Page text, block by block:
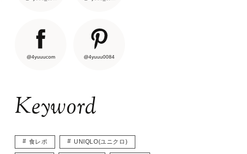
@4yuuucom @4yuuu0084
Keyword
食レポ UNIQLO(ユニクロ)